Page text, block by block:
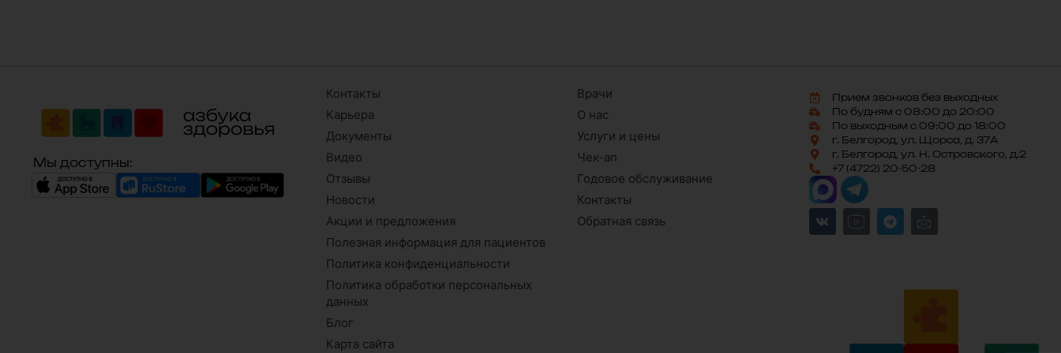
Мы доступны:
Контакты
Карьера
Документы
Видео
Отзывы
Новости
Акции и предложения
Полезная информация для пациентов
Политика конфиденциальности
Политика обработки персональных
данных
Блог
Карта сайта
Врачи
О нас
Услуги и цены
Чек-ап
Годовое обслуживание
Контакты
Обратная связь
Прием звонков без выходных
По будням с 08:00 до 20:00
По выходным с 09:00 до 18:00
г. Белгород, ул. Щорса, д. 37А
г. Белгород, ул. Н. Островского, д.2
+7 (4722) 20-50-28